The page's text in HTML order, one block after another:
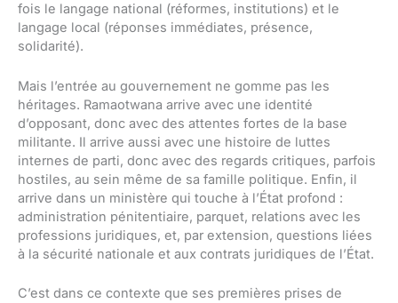
fois le langage national (réformes, institutions) et le
langage local (réponses immédiates, présence,
solidarité).
Mais l’entrée au gouvernement ne gomme pas les
héritages. Ramaotwana arrive avec une identité
d’opposant, donc avec des attentes fortes de la base
militante. Il arrive aussi avec une histoire de luttes
internes de parti, donc avec des regards critiques, parfois
hostiles, au sein même de sa famille politique. Enfin, il
arrive dans un ministère qui touche à l’État profond :
administration pénitentiaire, parquet, relations avec les
professions juridiques, et, par extension, questions liées
à la sécurité nationale et aux contrats juridiques de l’État.
C’est dans ce contexte que ses premières prises de